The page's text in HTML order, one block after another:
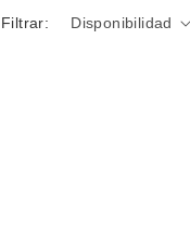
lFiltrar: Disponibilidad